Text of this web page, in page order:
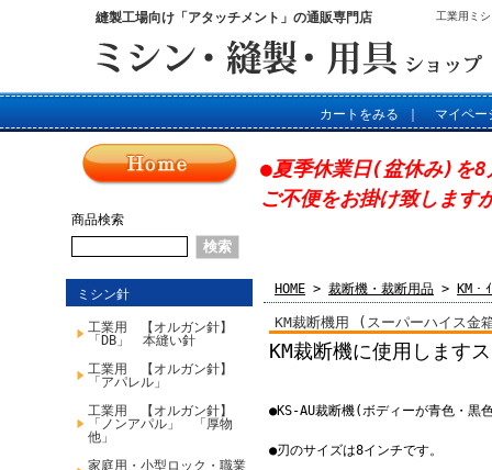
縫製工場向け「アタッチメント」の通販専門店 工業用ミ
カートをみる マイペー
商品検索
ミシン針
工業用 【オルガン針】
「DB」 本縫い針
工業用 【オルガン針】
「アパレル」
工業用 【オルガン針】
「ノンアパル」 「厚物
他」
家庭用・小型ロック・職業
●夏季休業日(盆休み)を
ご不便をお掛け致します
HOME > 裁断機・裁断用品 > KM
KM裁断機用 (スーパーハイス
KM裁断機に使用します
●KS-AU裁断機(ボディーが青色・黒
●刃のサイズは8インチです。